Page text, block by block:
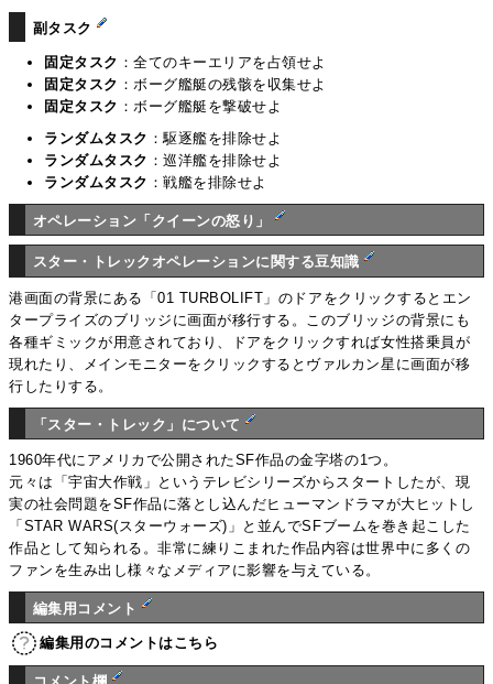
副タスク
固定タスク ：全てのキーエリアを占領せよ
固定タスク ：ボーグ艦艇の残骸を収集せよ
固定タスク ：ボーグ艦艇を撃破せよ
ランダムタスク ：駆逐艦を排除せよ
ランダムタスク ：巡洋艦を排除せよ
ランダムタスク ：戦艦を排除せよ
オペレーション「クイーンの怒り」
スター・トレックオペレーションに関する豆知識
港画面の背景にある「01 TURBOLIFT」のドアをクリックするとエン
タープライズのブリッジに画面が移行する。このブリッジの背景にも
各種ギミックが用意されており、ドアをクリックすれば女性搭乗員が
現れたり、メインモニターをクリックするとヴァルカン星に画面が移
行したりする。
「スター・トレック」について
1960年代にアメリカで公開されたSF作品の金字塔の1つ。
元々は「宇宙大作戦」というテレビシリーズからスタートしたが、現
実の社会問題をSF作品に落とし込んだヒューマンドラマが大ヒットし
「STAR WARS(スターウォーズ)」と並んでSFブームを巻き起こした
作品として知られる。非常に練りこまれた作品内容は世界中に多くの
ファンを生み出し様々なメディアに影響を与えている。
編集用コメント
編集用のコメントはこちら